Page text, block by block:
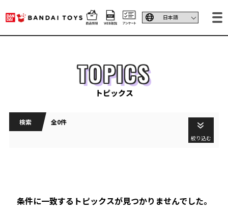
TOPICS
トピックス
検索 全0件
絞り込む
条件に一致するトピックスが見つかりませんでした。